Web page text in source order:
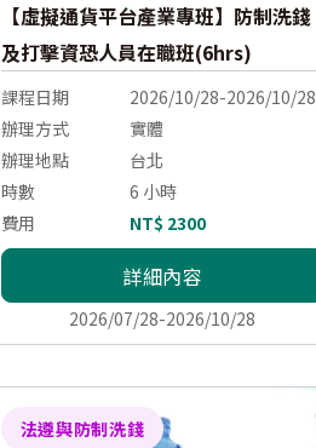
【虛擬通貨平台產業專班】防制洗錢
及打擊資恐人員在職班(6hrs)
課程日期
2026/10/28-2026/10/28
辦理方式
實體
辦理地點
台北
時數
6 小時
費用
NT$ 2300
詳細內容
2026/07/28-2026/10/28
法遵與防制洗錢